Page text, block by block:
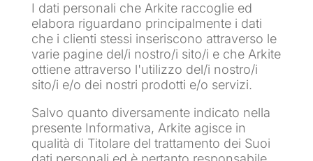
I dati personali che Arkite raccoglie ed
elabora riguardano principalmente i dati
che i clienti stessi inseriscono attraverso le
varie pagine del/i nostro/i sito/i e che Arkite
ottiene attraverso l'utilizzo del/i nostro/i
sito/i e/o dei nostri prodotti e/o servizi.
Salvo quanto diversamente indicato nella
presente Informativa, Arkite agisce in
qualità di Titolare del trattamento dei Suoi